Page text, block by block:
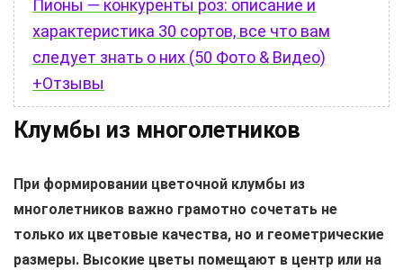
Пионы — конкуренты роз: описание и
характеристика 30 сортов, все что вам
следует знать о них (50 Фото & Видео)
+Отзывы
Клумбы из многолетников
При формировании цветочной клумбы из
многолетников важно грамотно сочетать не
только их цветовые качества, но и геометрические
размеры. Высокие цветы помещают в центр или на